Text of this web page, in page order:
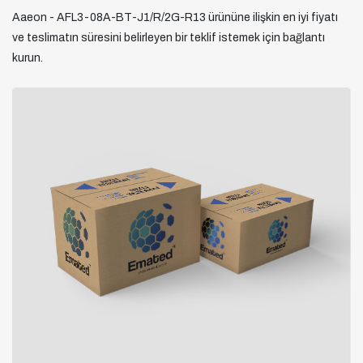
Aaeon - AFL3-08A-BT-J1/R/2G-R13 ürününe ilişkin en iyi fiyatı
ve teslimatın süresini belirleyen bir teklif istemek için bağlantı
kurun.